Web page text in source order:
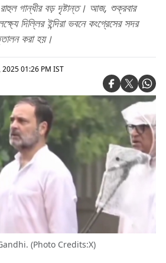
গান্ধীর বড় দৃষ্টান্ত। আজ, শুক্রবার
দিল্লির ইন্দিরা ভবনে কংগ্রেসের সদর
করা হয়।
2025 01:26 PM IST
(Photo Credits:X)